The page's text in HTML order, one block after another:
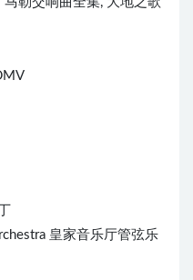
皇家音乐厅管弦乐